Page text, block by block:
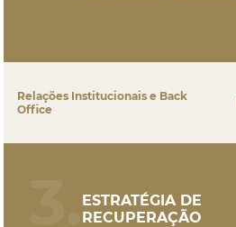
Relações Institucionais e Back
Office
ESTRATÉGIA DE
RECUPERAÇÃO